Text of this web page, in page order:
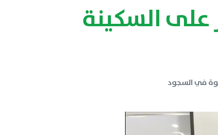
على السكينة
في السجود